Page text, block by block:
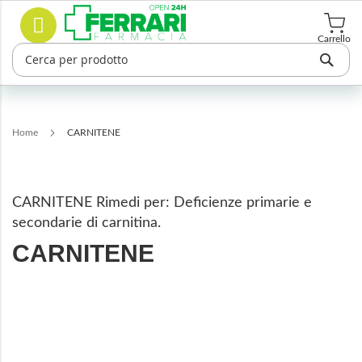
Salta
contenuto
Carrello
Cerca
Home CARNITENE
CARNITENE Rimedi per: Deficienze primarie e
secondarie di carnitina.
CARNITENE